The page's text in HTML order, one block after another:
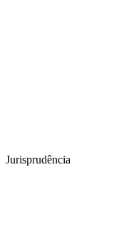
Jurisprudência